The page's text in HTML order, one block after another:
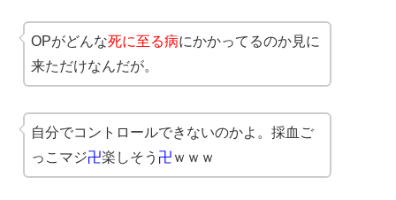
OPがどんな死に至る病にかかってるのか見に
来ただけなんだが。
自分でコントロールできないのかよ。採血ご
っこマジ卍楽しそう 卍 ｗｗｗ